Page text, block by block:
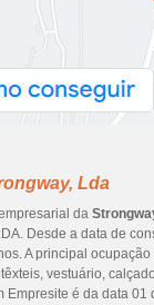
Lda
da
Desde a data de
A principal
vestuário,
Empresite é da data